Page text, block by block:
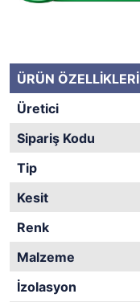
ÜRÜN ÖZELLİKLERİ
Üretici
Sipariş Kodu
Tip
Kesit
Renk
Malzeme
İzolasyon